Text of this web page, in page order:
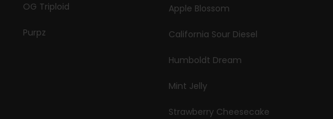
OG Triploid
Purpz
Apple Blossom
California Sour Diesel
Humboldt Dream
Mint Jelly
Strawberry Cheesecake